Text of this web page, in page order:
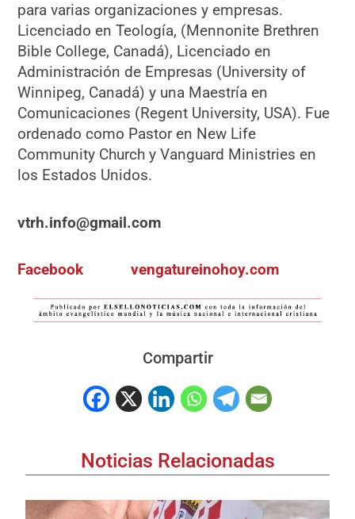
para varias organizaciones y empresas.
Licenciado en Teología, (Mennonite Brethren
Bible College, Canadá), Licenciado en
Administración de Empresas (University of
Winnipeg, Canadá) y una Maestría en
Comunicaciones (Regent University, USA). Fue
ordenado como Pastor en New Life
Community Church y Vanguard Ministries en
los Estados Unidos.
vtrh.info@gmail.com
Facebook vengatureinohoy.com
Compartir
Noticias Relacionadas